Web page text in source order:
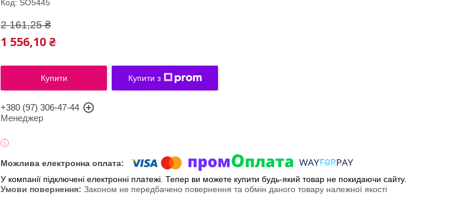
Код: SO5445
2 161,25 ₴
1 556,10 ₴
Купити Купити з
+380 (97) 306-47-44
Менеджер
У компанії підключені електронні платежі. Тепер ви можете купити будь-який товар не покидаючи сайту.
Законом не передбачено повернення та обмін даного товару належної якості